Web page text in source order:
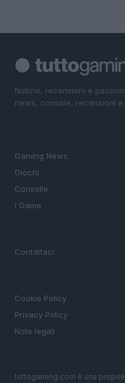
Notizie, recensioni e
news, console, recensioni
Gaming News
Giochi
Consolle
I Game
Contattaci
Cookie Policy
Privacy Policy
Note legali
tuttogaming.com è una